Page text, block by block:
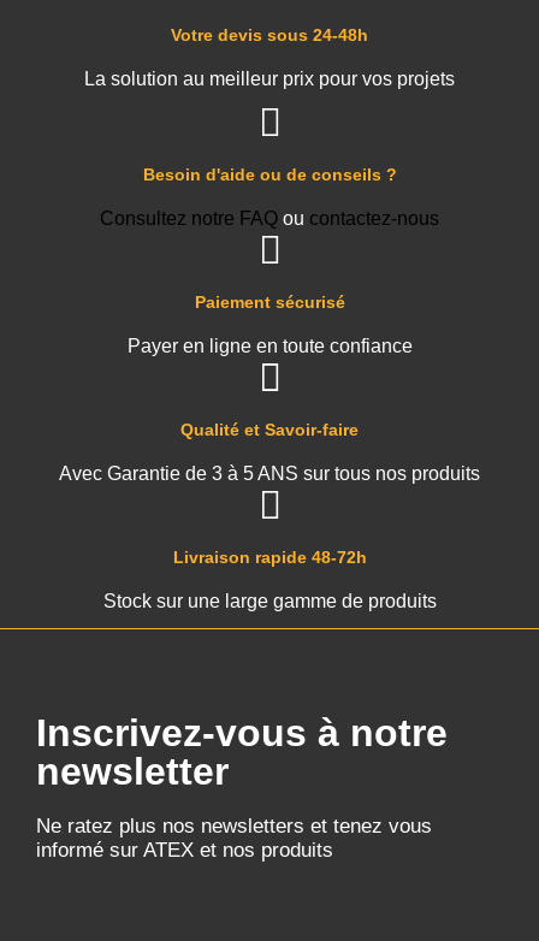
Livraison rapide 48-72h
Stock sur une large gamme de produits
Qualité et Savoir-faire
Avec Garantie de 3 à 5 ANS sur tous nos produits
Paiement sécurisé
Payer en ligne en toute confiance
Besoin d'aide ou de conseils ?
Consultez notre FAQ ou contactez-nous
Votre devis sous 24-48h
La solution au meilleur prix pour vos projets
Inscrivez-vous à notre
newsletter
Ne ratez plus nos newsletters et tenez vous
informé sur ATEX et nos produits